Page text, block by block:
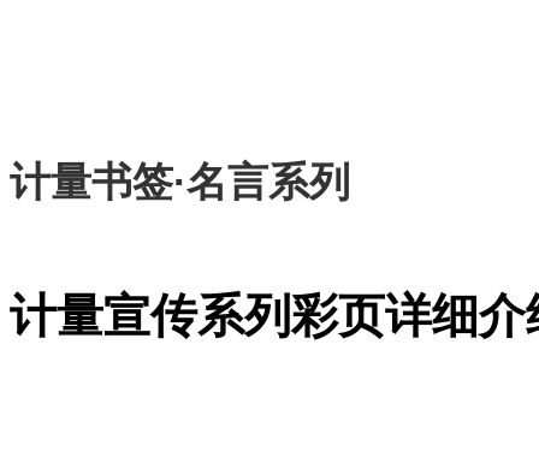
计量书签·名言系列
计量宣传系列彩页详细介